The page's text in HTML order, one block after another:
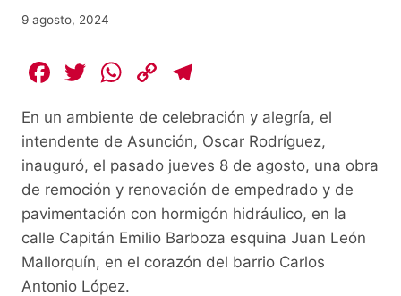
9 agosto, 2024
F
c
e
b
o
o
k
T
itt
er
W
at
s
A
p
p
C
p
y
Li
n
k
e
gr
a
m
En un ambiente de celebración y alegría, el
intendente de Asunción, Oscar Rodríguez,
inauguró, el pasado jueves 8 de agosto, una obra
de remoción y renovación de empedrado y de
pavimentación con hormigón hidráulico, en la
calle Capitán Emilio Barboza esquina Juan León
Mallorquín, en el corazón del barrio Carlos
Antonio López.